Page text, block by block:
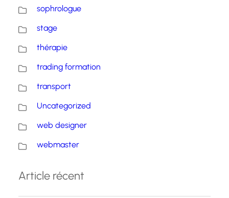
sophrologue
stage
thérapie
trading formation
transport
Uncategorized
web designer
webmaster
Article récent